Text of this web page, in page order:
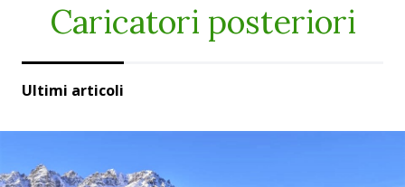
Caricatori posteriori
Ultimi articoli